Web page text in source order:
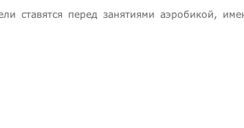
ставятся перед занятиями аэробикой,